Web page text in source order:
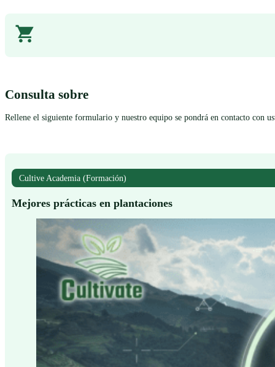
Consulta sobre
Rellene el siguiente formulario y nuestro equipo se pondrá en contacto con
Cultive Academia (Formación)
Mejores prácticas en plantaciones